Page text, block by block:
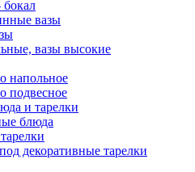
бокал
вазы
вазы высокие
напольное
подвесное
и тарелки
блюда
декоративные тарелки